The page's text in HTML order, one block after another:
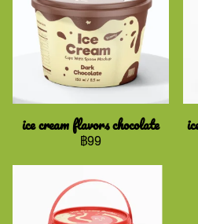
ice cream flavors chocolate
฿99